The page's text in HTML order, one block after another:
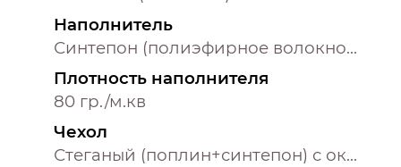
Наполнитель
Синтепон (полиэфирное волокно 100%)
Плотность наполнителя
80 гр./м.кв
Чехол
Стеганый (поплин+синтепон) с окантовкой